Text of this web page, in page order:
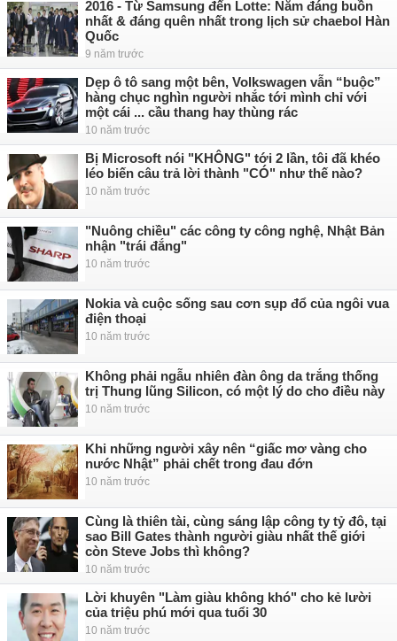
2016 - Từ Samsung đến Lotte: Năm đáng buồn
nhất & đáng quên nhất trong lịch sử chaebol Hàn
Quốc
9 năm trước
Dẹp ô tô sang một bên, Volkswagen vẫn “buộc”
hàng chục nghìn người nhắc tới mình chỉ với
một cái ... cầu thang hay thùng rác
10 năm trước
Bị Microsoft nói "KHÔNG" tới 2 lần, tôi đã khéo
léo biến câu trả lời thành "CÓ" như thế nào?
10 năm trước
"Nuông chiều" các công ty công nghệ, Nhật Bản
nhận "trái đắng"
10 năm trước
Nokia và cuộc sống sau cơn sụp đổ của ngôi vua
điện thoại
10 năm trước
Không phải ngẫu nhiên đàn ông da trắng thống
trị Thung lũng Silicon, có một lý do cho điều này
10 năm trước
Khi những người xây nên “giấc mơ vàng cho
nước Nhật” phải chết trong đau đớn
10 năm trước
Cùng là thiên tài, cùng sáng lập công ty tỷ đô, tại
sao Bill Gates thành người giàu nhất thế giới
còn Steve Jobs thì không?
10 năm trước
Lời khuyên "Làm giàu không khó" cho kẻ lười
của triệu phú mới qua tuổi 30
10 năm trước